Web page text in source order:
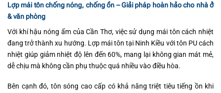
Lợp mái tôn chống nóng, chống ồn – Giải pháp hoàn hảo cho nhà ở
& văn phòng
Với khí hậu nóng ẩm của Cần Thơ, việc sử dụng mái tôn cách nhiệt
đang trở thành xu hướng. Lợp mái tôn tại Ninh Kiều với tôn PU cách
nhiệt giúp giảm nhiệt độ lên đến 60%, mang lại không gian mát mẻ,
dễ chịu mà không cần phụ thuộc quá nhiều vào điều hòa.
Bên cạnh đó, tôn sóng cao cấp có khả năng triệt tiêu tiếng ồn khi